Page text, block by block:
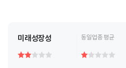
미래성장성 동일업종 평균